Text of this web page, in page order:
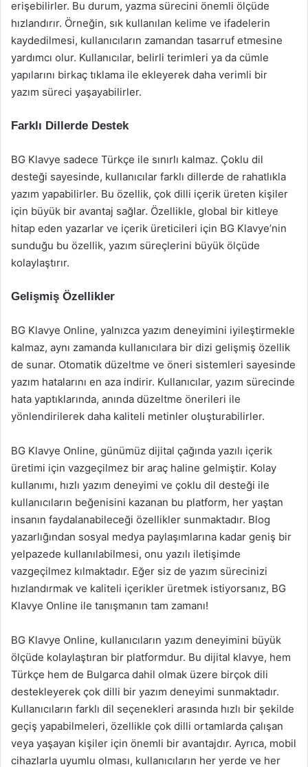
erişebilirler. Bu durum, yazma sürecini önemli ölçüde
hızlandırır. Örneğin, sık kullanılan kelime ve ifadelerin
kaydedilmesi, kullanıcıların zamandan tasarruf etmesine
yardımcı olur. Kullanıcılar, belirli terimleri ya da cümle
yapılarını birkaç tıklama ile ekleyerek daha verimli bir
yazım süreci yaşayabilirler.
Farklı Dillerde Destek
BG Klavye sadece Türkçe ile sınırlı kalmaz. Çoklu dil
desteği sayesinde, kullanıcılar farklı dillerde de rahatlıkla
yazım yapabilirler. Bu özellik, çok dilli içerik üreten kişiler
için büyük bir avantaj sağlar. Özellikle, global bir kitleye
hitap eden yazarlar ve içerik üreticileri için BG Klavye’nin
sunduğu bu özellik, yazım süreçlerini büyük ölçüde
kolaylaştırır.
Gelişmiş Özellikler
BG Klavye Online, yalnızca yazım deneyimini iyileştirmekle
kalmaz, aynı zamanda kullanıcılara bir dizi gelişmiş özellik
de sunar. Otomatik düzeltme ve öneri sistemleri sayesinde
yazım hatalarını en aza indirir. Kullanıcılar, yazım sürecinde
hata yaptıklarında, anında düzeltme önerileri ile
yönlendirilerek daha kaliteli metinler oluşturabilirler.
BG Klavye Online, günümüz dijital çağında yazılı içerik
üretimi için vazgeçilmez bir araç haline gelmiştir. Kolay
kullanımı, hızlı yazım deneyimi ve çoklu dil desteği ile
kullanıcıların beğenisini kazanan bu platform, her yaştan
insanın faydalanabileceği özellikler sunmaktadır. Blog
yazarlığından sosyal medya paylaşımlarına kadar geniş bir
yelpazede kullanılabilmesi, onu yazılı iletişimde
vazgeçilmez kılmaktadır. Eğer siz de yazım sürecinizi
hızlandırmak ve kaliteli içerikler üretmek istiyorsanız, BG
Klavye Online ile tanışmanın tam zamanı!
BG Klavye Online, kullanıcıların yazım deneyimini büyük
ölçüde kolaylaştıran bir platformdur. Bu dijital klavye, hem
Türkçe hem de Bulgarca dahil olmak üzere birçok dili
destekleyerek çok dilli bir yazım deneyimi sunmaktadır.
Kullanıcıların farklı dil seçenekleri arasında hızlı bir şekilde
geçiş yapabilmeleri, özellikle çok dilli ortamlarda çalışan
veya yaşayan kişiler için önemli bir avantajdır. Ayrıca, mobil
cihazlarla uyumlu olması, kullanıcıların her yerde ve her